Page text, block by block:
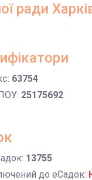
ради
63754
25175692
13755
до еСадок: